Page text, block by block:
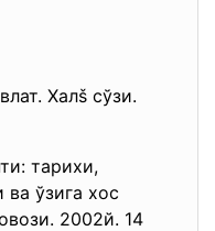
Халš сўзи.
тарихи,
ўзига хос
2002й. 14